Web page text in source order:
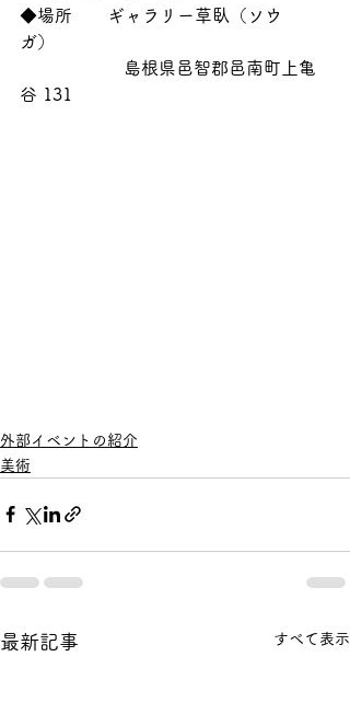
◆場所　　ギャラリー草臥（ソウ
ガ）
谷 131
外部イベントの紹介
美術
最新記事 すべて表示